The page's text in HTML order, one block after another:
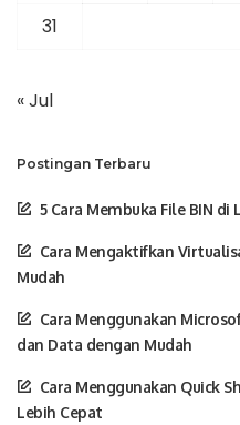
31
« Jul
Postingan Terbaru
5 Cara Membuka File BIN
Cara Mengaktifkan
Mudah
Cara Menggunakan
dan Data dengan Mudah
Cara Menggunakan Quick
Lebih Cepat